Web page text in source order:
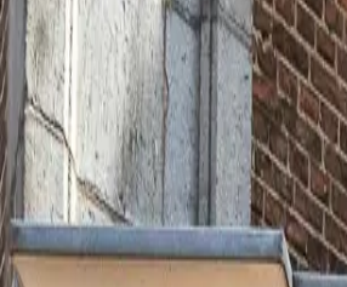
Cookies
Productos argentinosVisítanos